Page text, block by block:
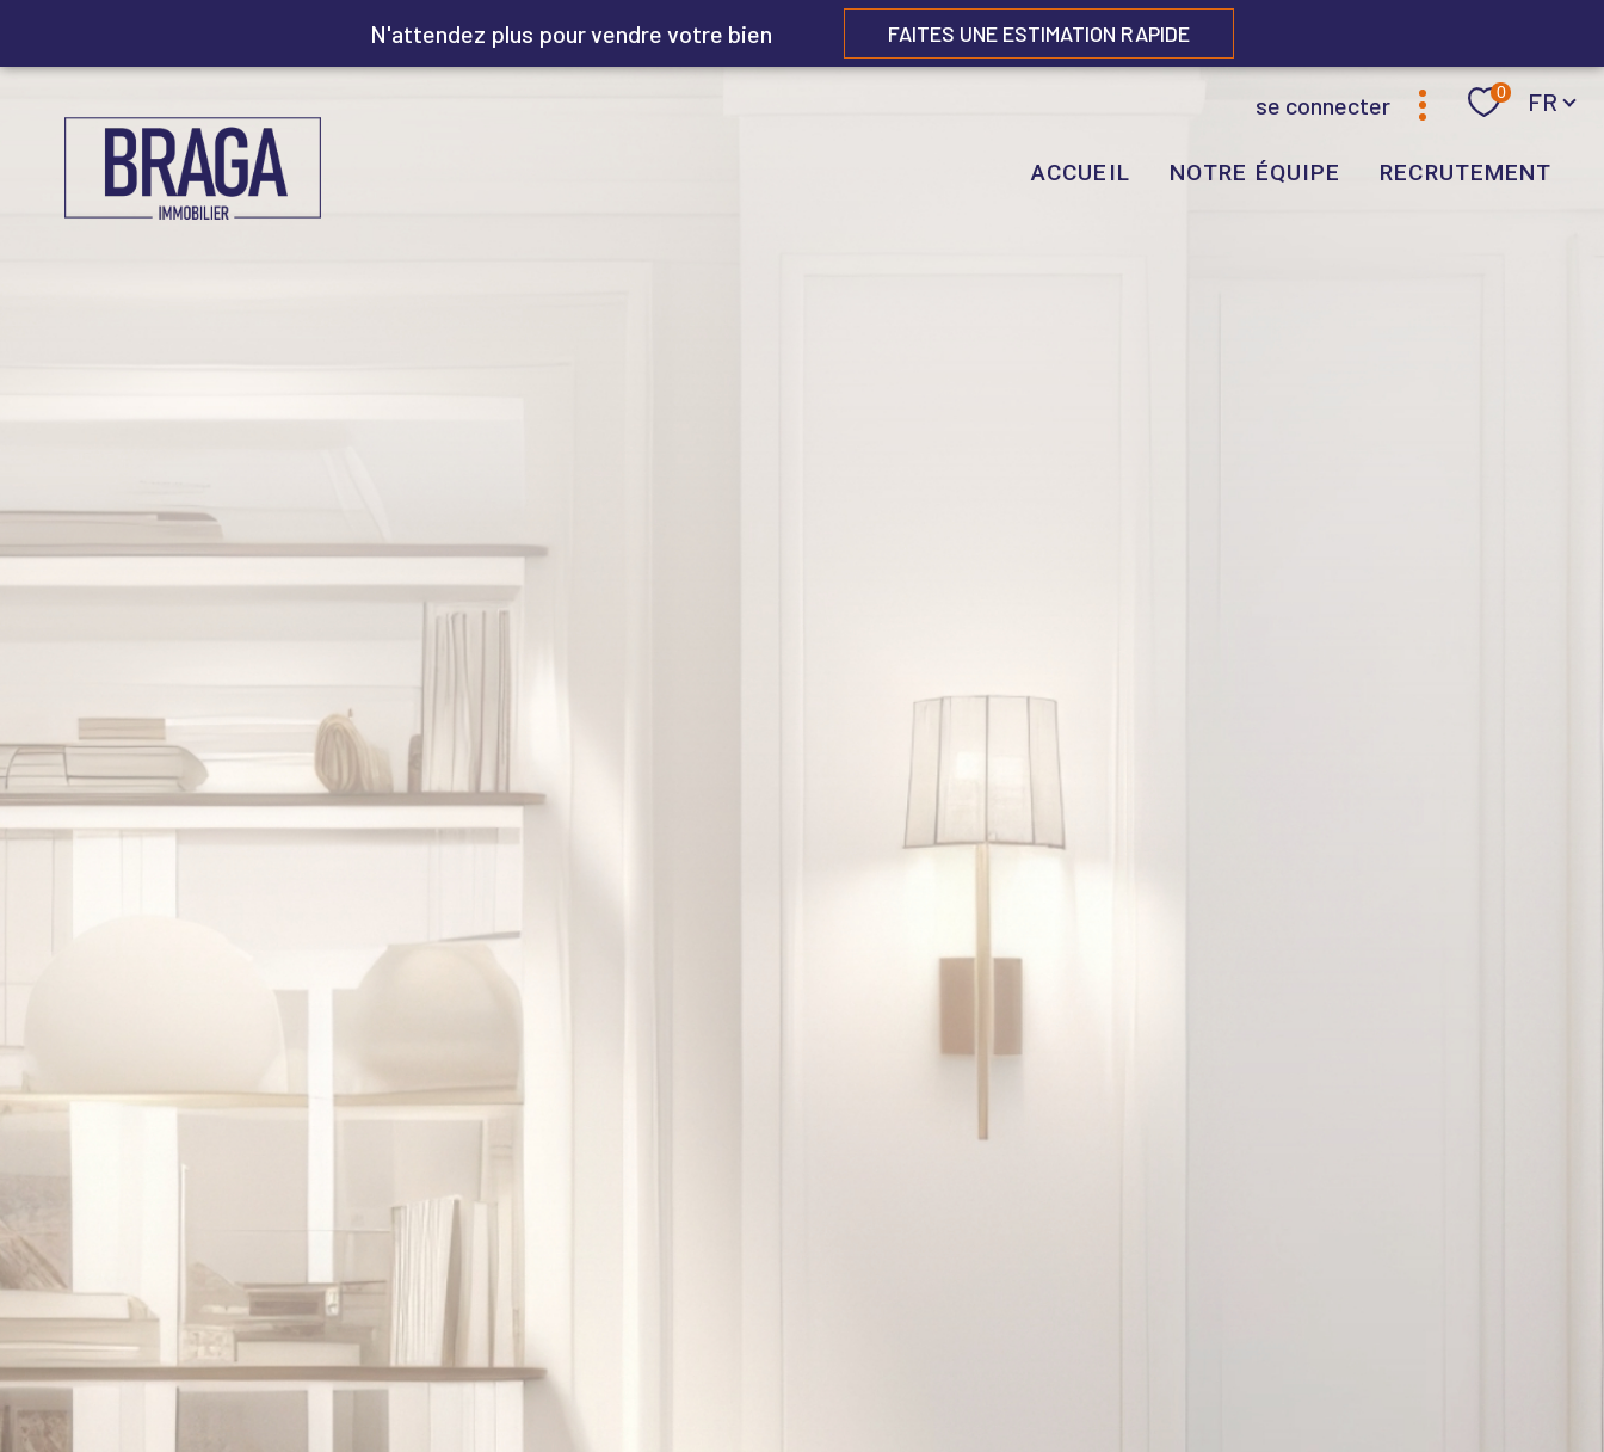
N'attendez plus pour vendre votre bien FAITES UNE ESTIMATION RAPIDE
se connecter 0 FR
ACCUEIL NOTRE ÉQUIPE RECRUTEMENT